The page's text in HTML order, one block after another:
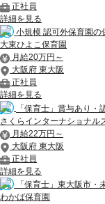
正社員
詳細を見る
小規模 認可外保育園の
大東ひよこ保育園
月給20万円～
大阪府 東大阪
正社員
詳細を見る
「保育士」賞与あり・
さくらインターナショナル
月給22万円～
大阪府 東大阪
正社員
詳細を見る
「保育士」東大阪市
わかば保育園